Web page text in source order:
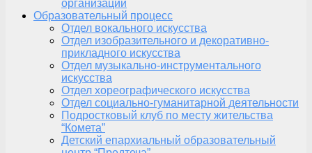
организации
Образовательный процесс
Отдел вокального искусства
Отдел изобразительного и декоративно-
прикладного искусства
Отдел музыкально-инструментального
искусства
Отдел хореографического искусства
Отдел социально-гуманитарной деятельности
Подростковый клуб по месту жительства
“Комета”
Детский епархиальный образовательный